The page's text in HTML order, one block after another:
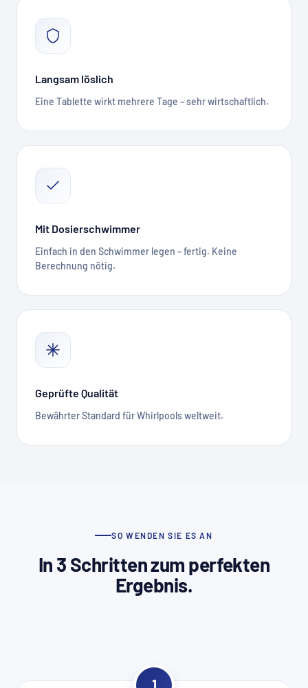
Langsam löslich
Eine Tablette wirkt mehrere Tage – sehr wirtschaftlich.
Mit Dosierschwimmer
Einfach in den Schwimmer legen – fertig. Keine
Berechnung nötig.
Geprüfte Qualität
Bewährter Standard für Whirlpools weltweit.
SO WENDEN SIE ES AN
In 3 Schritten zum perfekten
Ergebnis.